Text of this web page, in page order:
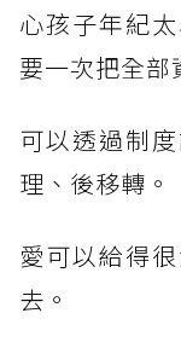
心孩子年紀
要一次把全部
可以透過制
理、後移轉。
愛可以給得
去。